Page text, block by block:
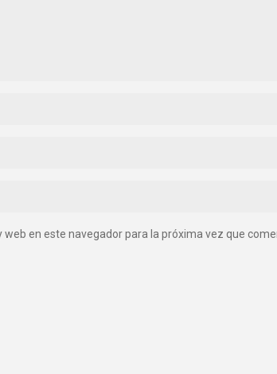
en este navegador para la próxima vez que